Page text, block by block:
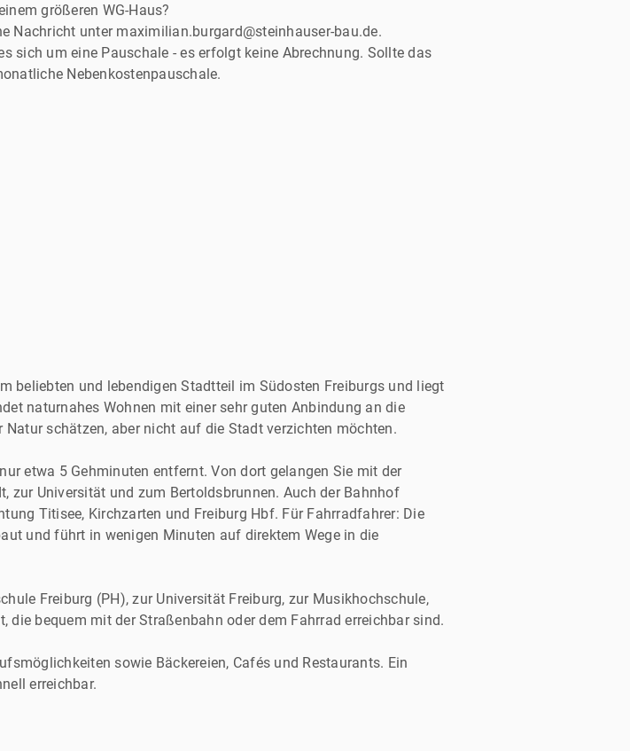
größeren WG-Haus?
Nachricht unter maximilian.burgard@steinhauser-bau.de.
sich um eine Pauschale - es erfolgt keine Abrechnung. Sollte das
Nebenkostenpauschale.
beliebten und lebendigen Stadtteil im Südosten Freiburgs und liegt
naturnahes Wohnen mit einer sehr guten Anbindung an die
schätzen, aber nicht auf die Stadt verzichten möchten.
etwa 5 Gehminuten entfernt. Von dort gelangen Sie mit der
Universität und zum Bertoldsbrunnen. Auch der Bahnhof
Titisee, Kirchzarten und Freiburg Hbf. Für Fahrradfahrer: Die
und führt in wenigen Minuten auf direktem Wege in die
Freiburg (PH), zur Universität Freiburg, zur Musikhochschule,
bequem mit der Straßenbahn oder dem Fahrrad erreichbar sind.
sowie Bäckereien, Cafés und Restaurants. Ein
erreichbar.